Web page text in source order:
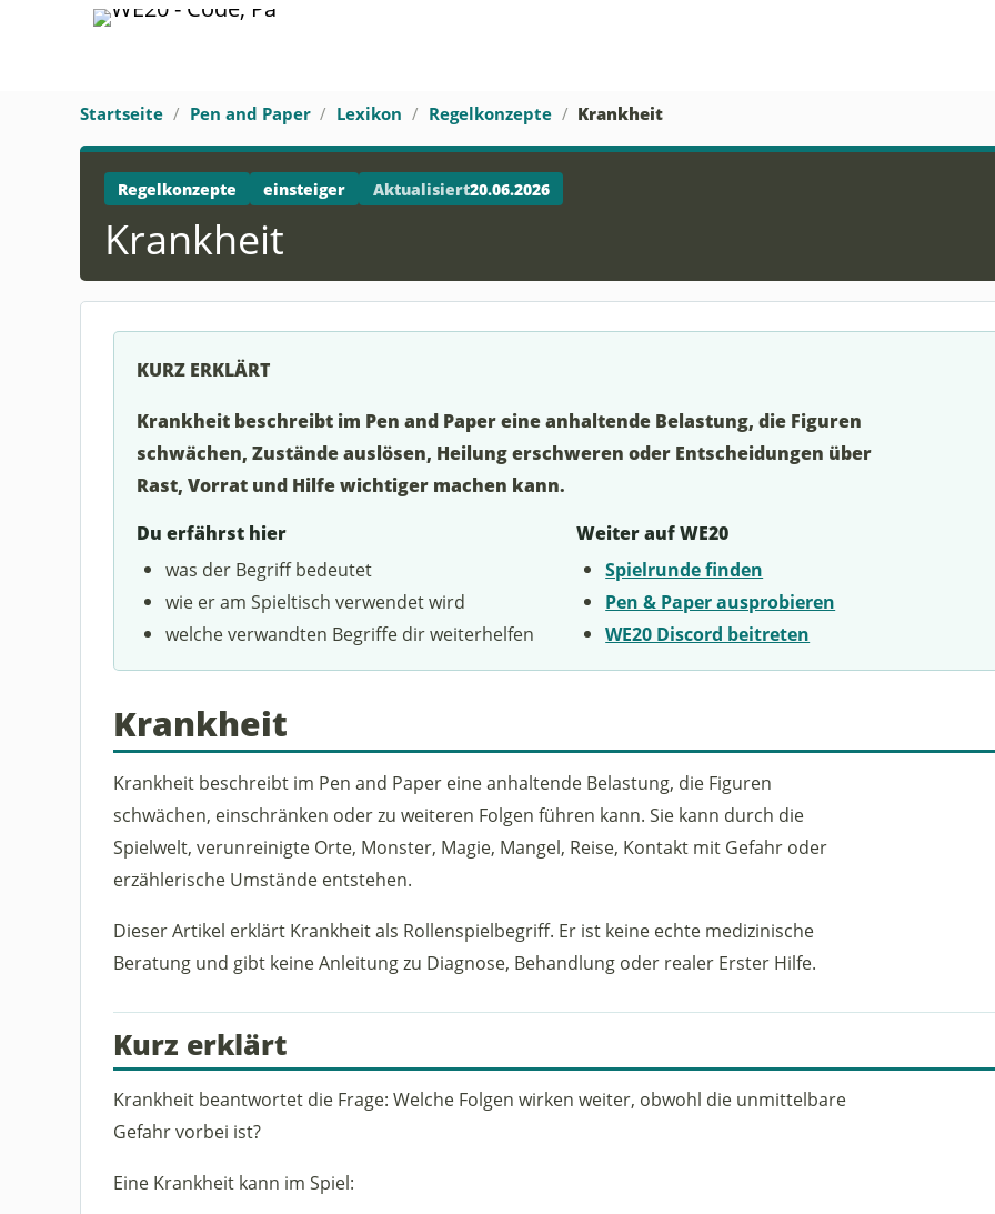
Startseite Pen and Paper Lexikon Regelkonzepte Krankheit
Regelkonzepte einsteiger Aktualisiert20.06.2026
Krankheit
KURZ ERKLÄRT
Krankheit beschreibt im Pen and Paper eine anhaltende Belastung, die Figuren
schwächen, Zustände auslösen, Heilung erschweren oder Entscheidungen über
Rast, Vorrat und Hilfe wichtiger machen kann.
Du erfährst hier
was der Begriff bedeutet
wie er am Spieltisch verwendet wird
welche verwandten Begriffe dir weiterhelfen
Weiter auf WE20
Spielrunde finden
Pen & Paper ausprobieren
WE20 Discord beitreten
Krankheit
Krankheit beschreibt im Pen and Paper eine anhaltende Belastung, die Figuren
schwächen, einschränken oder zu weiteren Folgen führen kann. Sie kann durch die
Spielwelt, verunreinigte Orte, Monster, Magie, Mangel, Reise, Kontakt mit Gefahr oder
erzählerische Umstände entstehen.
Dieser Artikel erklärt Krankheit als Rollenspielbegriff. Er ist keine echte medizinische
Beratung und gibt keine Anleitung zu Diagnose, Behandlung oder realer Erster Hilfe.
Kurz erklärt
Krankheit beantwortet die Frage: Welche Folgen wirken weiter, obwohl die unmittelbare
Gefahr vorbei ist?
Eine Krankheit kann im Spiel: